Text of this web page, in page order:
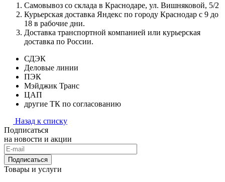
Самовывоз со склада в Краснодаре, ул. Вишняковой, 5/2
Курьерская доставка Яндекс по городу Краснодар с 9 до
18 в рабочие дни.
Доставка транспортной компанией или курьерская
доставка по России.
СДЭК
Деловые линии
ПЭК
Мэйджик Транс
ЦАП
другие ТК по согласованию
Назад к списку
Подписаться
на новости и акции
Подписаться
Товары и услуги